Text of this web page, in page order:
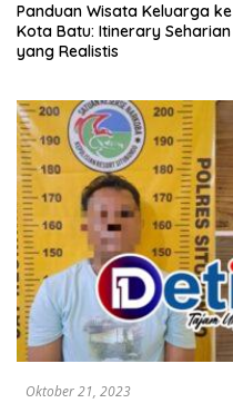
Panduan Wisata Keluarga ke
Kota Batu: Itinerary Seharian
yang Realistis
Oktober 21, 2023